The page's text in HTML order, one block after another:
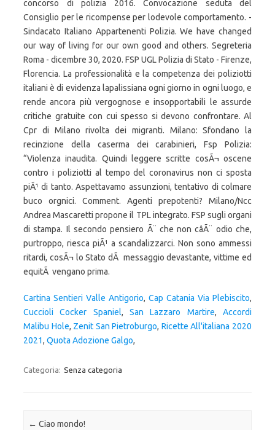
Cartina Sentieri Valle Antigorio, Cap Catania Via Plebiscito,
Cuccioli Cocker Spaniel,San Lazzaro Martire,Accordi
Malibu Hole, Zenit San Pietroburgo, Ricette All'italiana 2020
2021, Quota Adozione Galgo,
Categoria: Senza categoria
Navigazione articolo
← Ciao mondo!